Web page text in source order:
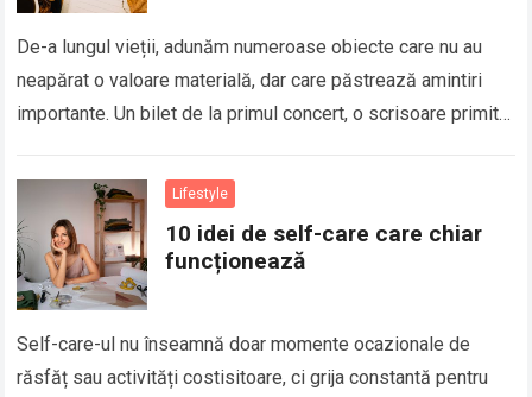
De-a lungul vieții, adunăm numeroase obiecte care nu au
neapărat o valoare materială, dar care păstrează amintiri
importante. Un bilet de la primul concert, o scrisoare primită
Lifestyle
10 idei de self-care care chiar
funcționează
Self-care-ul nu înseamnă doar momente ocazionale de
răsfăț sau activități costisitoare, ci grija constantă pentru